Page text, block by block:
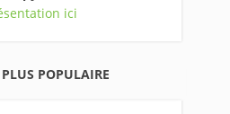
ici
POPULAIRE